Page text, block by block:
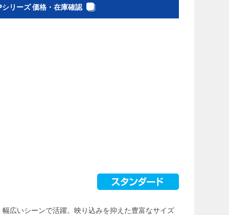
リーズ 価格・在庫確認
広いシーンで活躍。映り込みを抑えた豊富なサイズ